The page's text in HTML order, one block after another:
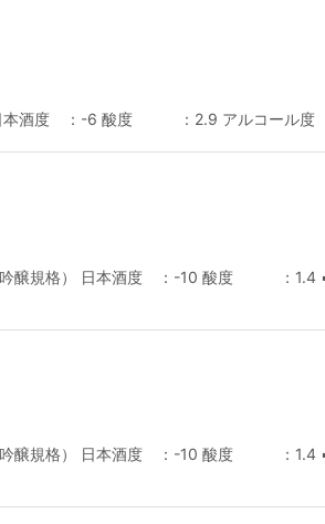
日本酒度 ：-6 酸度 ：2.9 アルコー
規格） 日本酒度 ：-10 酸度 ：1.4 ▪️
規格） 日本酒度 ：-10 酸度 ：1.4 ▪️